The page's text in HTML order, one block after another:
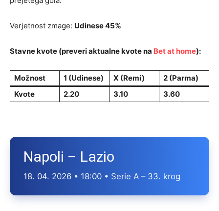
Verjetnost zmage: Udinese 45%
Stavne kvote (preveri aktualne kvote na Bet at home):
Možnost 1 (Udinese) X (Remi)
2 (Parma)
Kvote
2.20 3.10 3.60
Napoli – Lazio
18. 04. 2026 • 18:00 • Serie A – 33. krog